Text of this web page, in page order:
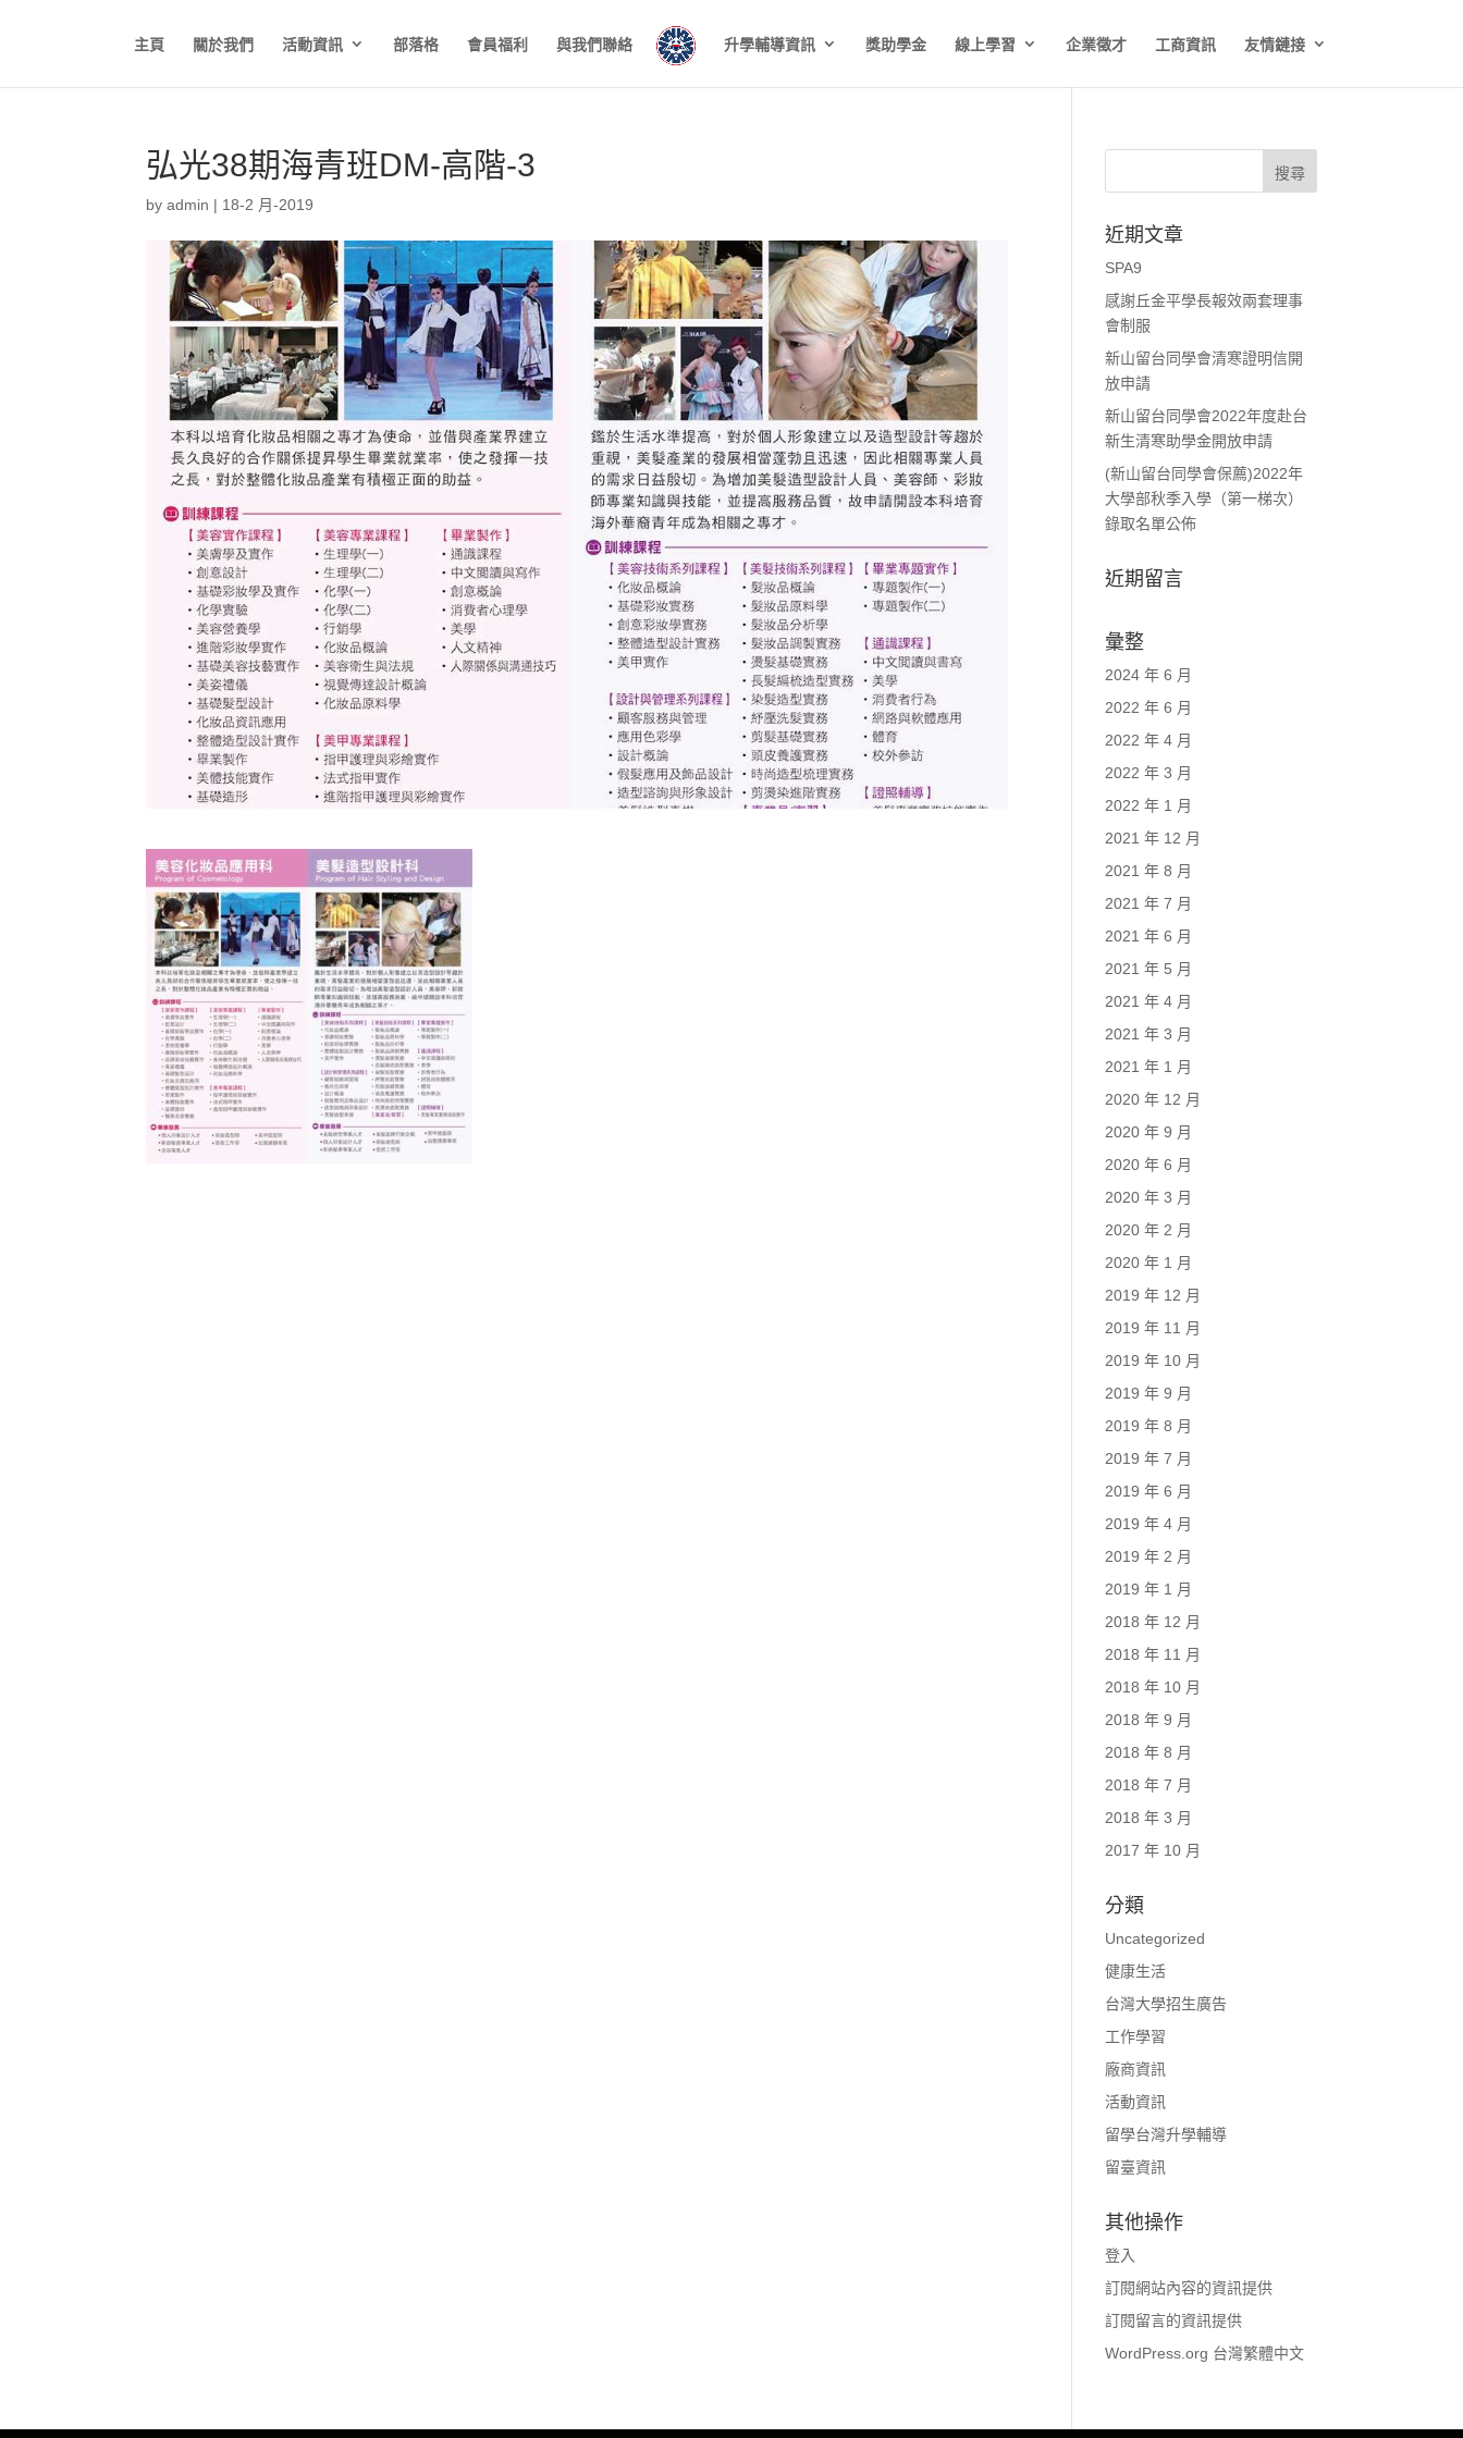
主頁 關於我們 活動資訊 部落格 會員福利 與我們聯絡 升學輔導資訊 獎助學金 線上學習 企業徵才 工商資訊 友情鏈接
弘光38期海青班DM-高階-3
byadmin | 18-2 月-2019
近期文章
SPA9
感謝丘金平學長報效兩套理事
會制服
新山留台同學會清寒證明信開
放申請
新山留台同學會2022年度赴台
新生清寒助學金開放申請
(新山留台同學會保薦)2022年
大學部秋季入學（第一梯次）
錄取名單公佈
近期留言
彙整
2024 年 6 月
2022 年 6 月
2022 年 4 月
2022 年 3 月
2022 年 1 月
2021 年 12 月
2021 年 8 月
2021 年 7 月
2021 年 6 月
2021 年 5 月
2021 年 4 月
2021 年 3 月
2021 年 1 月
2020 年 12 月
2020 年 9 月
2020 年 6 月
2020 年 3 月
2020 年 2 月
2020 年 1 月
2019 年 12 月
2019 年 11 月
2019 年 10 月
2019 年 9 月
2019 年 8 月
2019 年 7 月
2019 年 6 月
2019 年 4 月
2019 年 2 月
2019 年 1 月
2018 年 12 月
2018 年 11 月
2018 年 10 月
2018 年 9 月
2018 年 8 月
2018 年 7 月
2018 年 3 月
2017 年 10 月
分類
Uncategorized
健康生活
台灣大學招生廣告
工作學習
廠商資訊
活動資訊
留學台灣升學輔導
留臺資訊
其他操作
登入
訂閱網站內容的資訊提供
訂閱留言的資訊提供
WordPress.org 台灣繁體中文